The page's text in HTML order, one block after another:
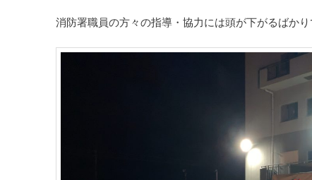
消防署職員の方々の指導・協力には頭が下がるばかり